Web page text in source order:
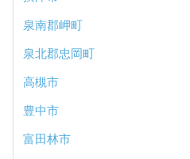
泉南郡岬町
泉北郡忠岡町
高槻市
豊中市
富田林市